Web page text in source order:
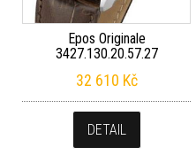
Epos Originale
3427.130.20.57.27
32 610 Kč
DETAIL